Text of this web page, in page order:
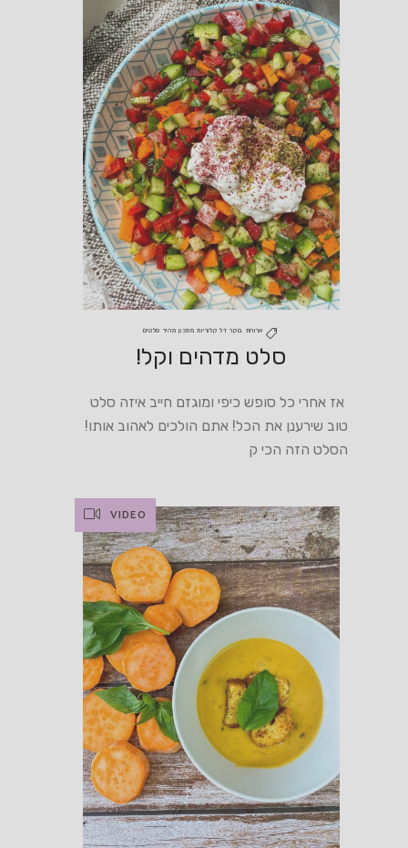
ארוחת בוקר דל קלוריות מתכון מהיר סלטים
סלט מדהים וקל!
אז אחרי כל סופש כיפי ומוגזם חייב איזה סלט
טוב שירענן את הכל! אתם הולכים לאהוב אותו!
הסלט הזה הכי ק
VIDEO